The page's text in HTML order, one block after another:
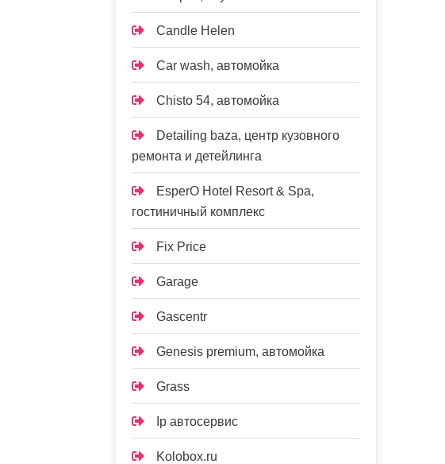
Candle Helen
Car wash, автомойка
Chisto 54, автомойка
Detailing baza, центр кузовного
ремонта и детейлинга
EsperO Hotel Resort & Spa,
гостиничный комплекс
Fix Price
Garage
Gascentr
Genesis premium, автомойка
Grass
Ip автосервис
Kolobox.ru